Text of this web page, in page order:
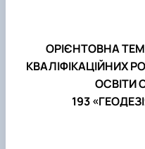
ОРІЄНТОВНА
КВАЛІФІКАЦІЙНИХ
ОСВІТИ
193